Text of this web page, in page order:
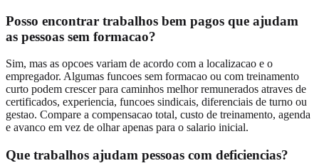
Posso encontrar trabalhos bem pagos que ajudam
as pessoas sem formacao?
Sim, mas as opcoes variam de acordo com a localizacao e o
empregador. Algumas funcoes sem formacao ou com treinamento
curto podem crescer para caminhos melhor remunerados atraves de
certificados, experiencia, funcoes sindicais, diferenciais de turno ou
gestao. Compare a compensacao total, custo de treinamento, agenda
e avanco em vez de olhar apenas para o salario inicial.
Que trabalhos ajudam pessoas com deficiencias?